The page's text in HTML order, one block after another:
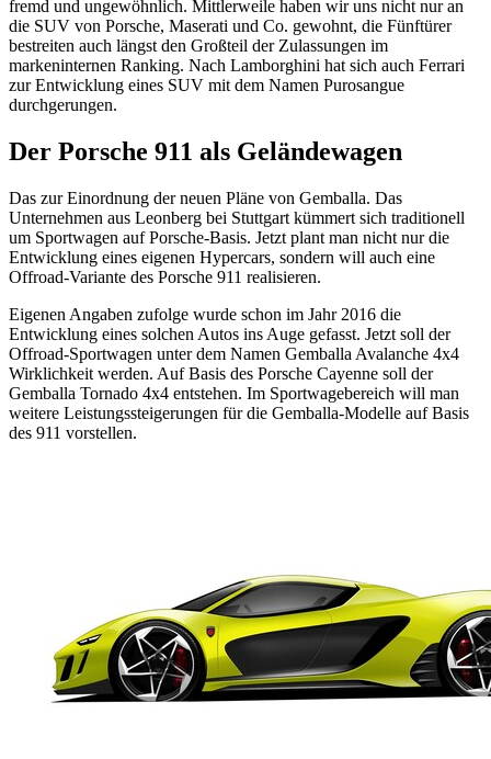
fremd und ungewöhnlich. Mittlerweile haben wir uns nicht nur an
die SUV von Porsche, Maserati und Co. gewohnt, die Fünftürer
bestreiten auch längst den Großteil der Zulassungen im
markeninternen Ranking. Nach Lamborghini hat sich auch Ferrari
zur Entwicklung eines SUV mit dem Namen Purosangue
durchgerungen.
Der Porsche 911 als Geländewagen
Das zur Einordnung der neuen Pläne von Gemballa. Das
Unternehmen aus Leonberg bei Stuttgart kümmert sich traditionell
um Sportwagen auf Porsche-Basis. Jetzt plant man nicht nur die
Entwicklung eines eigenen Hypercars, sondern will auch eine
Offroad-Variante des Porsche 911 realisieren.
Eigenen Angaben zufolge wurde schon im Jahr 2016 die
Entwicklung eines solchen Autos ins Auge gefasst. Jetzt soll der
Offroad-Sportwagen unter dem Namen Gemballa Avalanche 4x4
Wirklichkeit werden. Auf Basis des Porsche Cayenne soll der
Gemballa Tornado 4x4 entstehen. Im Sportwagebereich will man
weitere Leistungssteigerungen für die Gemballa-Modelle auf Basis
des 911 vorstellen.